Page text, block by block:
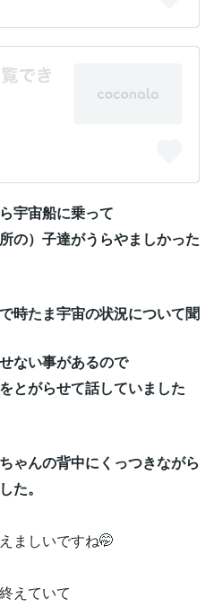
宇宙船に乗って
の）子達がうらやましかった
時たま宇宙の状況について聞
ない事があるので
とがらせて話していました
ゃんの背中にくっつきながら
た。
ましいですね🤭
えていて